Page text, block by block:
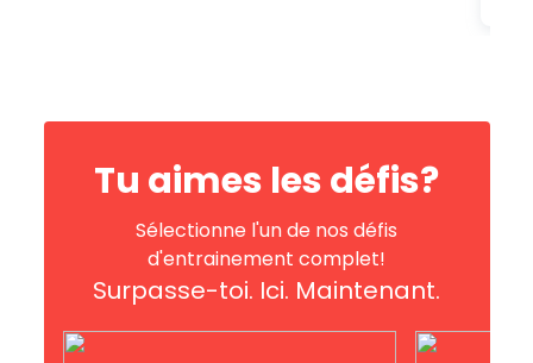
Tu aimes les défis?
Sélectionne l'un de nos défis
d'entrainement complet!
Surpasse-toi. Ici. Maintenant.